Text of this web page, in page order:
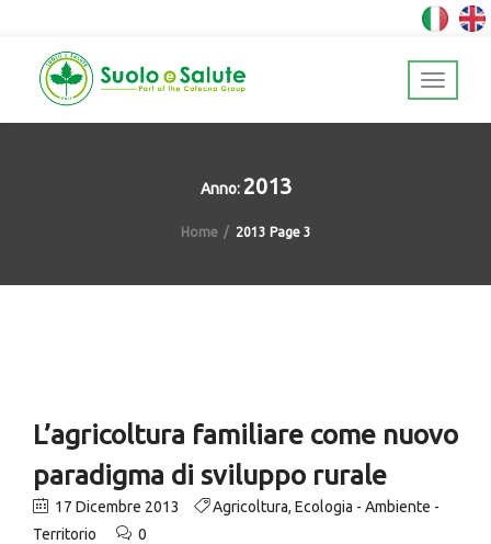
Anno:2013
Home 2013 Page 3
L’agricoltura familiare come nuovo
paradigma di sviluppo rurale
17 Dicembre 2013 Agricoltura, Ecologia - Ambiente -
Territorio
0